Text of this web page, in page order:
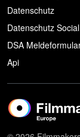
Datenschutz
Datenschutz
DSA
Api